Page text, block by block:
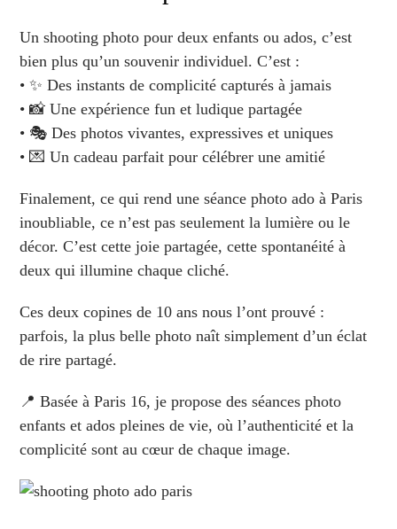
Un shooting photo pour deux enfants ou ados, c’est
bien plus qu’un souvenir individuel. C’est :
• ✨ Des instants de complicité capturés à jamais
• 📸 Une expérience fun et ludique partagée
• 🎭 Des photos vivantes, expressives et uniques
• 💌 Un cadeau parfait pour célébrer une amitié
Finalement, ce qui rend une séance photo ado à Paris
inoubliable, ce n’est pas seulement la lumière ou le
décor. C’est cette joie partagée, cette spontanéité à
deux qui illumine chaque cliché.
Ces deux copines de 10 ans nous l’ont prouvé :
parfois, la plus belle photo naît simplement d’un éclat
de rire partagé.
📍 Basée à Paris 16, je propose des séances photo
enfants et ados pleines de vie, où l’authenticité et la
complicité sont au cœur de chaque image.